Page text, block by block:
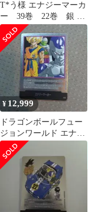
T*う様 エナジーマーカ
ー 39巻 22巻 銀 セ
ット
¥ 12,999
ドラゴンボールフュー
ジョンワールド エナジ
ーマーカー 27巻 E-57
悟空